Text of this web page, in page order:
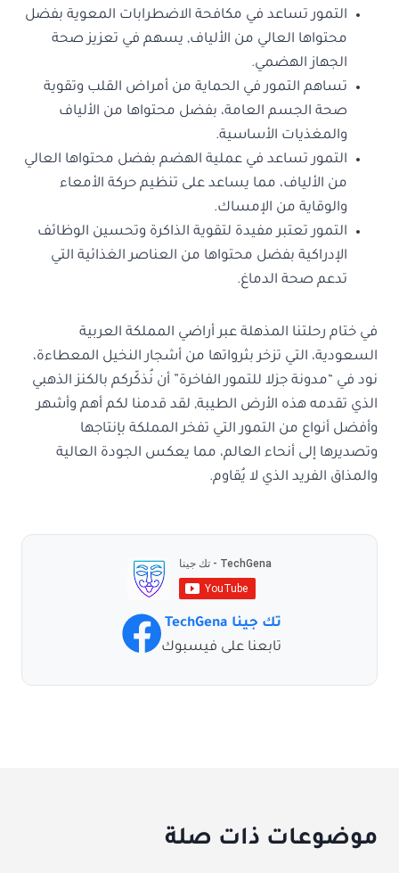
التمور تساعد في مكافحة الاضطرابات المعوية بفضل
محتواها العالي من الألياف, يسهم في تعزيز صحة
الجهاز الهضمي.
تساهم التمور في الحماية من أمراض القلب وتقوية
صحة الجسم العامة، بفضل محتواها من الألياف
والمغذيات الأساسية.
التمور تساعد في عملية الهضم بفضل محتواها العالي
من الألياف، مما يساعد على تنظيم حركة الأمعاء
والوقاية من الإمساك.
التمور تعتبر مفيدة لتقوية الذاكرة وتحسين الوظائف
الإدراكية بفضل محتواها من العناصر الغذائية التي
تدعم صحة الدماغ.
في ختام رحلتنا المذهلة عبر أراضي المملكة العربية
السعودية، التي تزخر بثرواتها من أشجار النخيل المعطاءة،
نود في “مدونة جزلا للتمور الفاخرة” أن نُذكّركم بالكنز الذهبي
الذي تقدمه هذه الأرض الطيبة, لقد قدمنا لكم أهم وأشهر
وأفضل أنواع من التمور التي تفخر المملكة بإنتاجها
وتصديرها إلى أنحاء العالم، مما يعكس الجودة العالية
والمذاق الفريد الذي لا يُقاوم.
تك جينا TechGena
تابعنا على فيسبوك
موضوعات ذات صلة